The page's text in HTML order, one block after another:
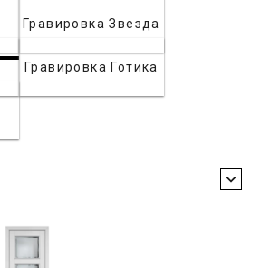
Гравировка Звезда
Гравировка Готика